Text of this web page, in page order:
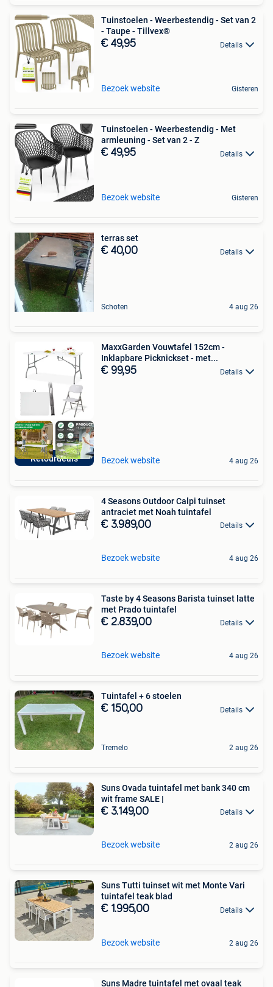
Tuinstoelen - Weerbestendig - Set van 2
- Taupe - Tillvex®
€ 49,95 Details
Bezoek website Gisteren
Tuinstoelen - Weerbestendig - Met
armleuning - Set van 2 - Z
€ 49,95 Details
Bezoek website Gisteren
terras set
€ 40,00 Details
Schoten 4 aug 26
Retourdeals
MaxxGarden Vouwtafel 152cm -
Inklapbare Picknickset - met...
€ 99,95 Details
Bezoek website 4 aug 26
4 Seasons Outdoor Calpi tuinset
antraciet met Noah tuintafel
€ 3.989,00 Details
Bezoek website 4 aug 26
Taste by 4 Seasons Barista tuinset latte
met Prado tuintafel
€ 2.839,00 Details
Bezoek website 4 aug 26
Tuintafel + 6 stoelen
€ 150,00 Details
Tremelo 2 aug 26
Suns Ovada tuintafel met bank 340 cm
wit frame SALE |
€ 3.149,00 Details
Bezoek website 2 aug 26
Suns Tutti tuinset wit met Monte Vari
tuintafel teak blad
€ 1.995,00 Details
Bezoek website 2 aug 26
Suns Madre tuintafel met ovaal teak